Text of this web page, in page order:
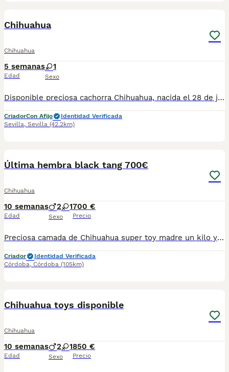
Chihuahua
Chihuahua
5 semanas
Edad
1
Sexo
Disponible preciosa cachorra Chihuahua, nacida el 28 de junio de 2026. Color: sable, un tono muy bonito y elegante que realza su expresión y belleza. Procede de una excelente línea de sangre, criada en un ambiente familiar, con mucho cariño y una correcta socialización desde sus primeros días de vida. Destaca por su bonita morfología, cabeza tipo manzana, hocico corto y un carácter dulce, cariñoso y equilibrado, ideal como compañera de vida. La cachorra se entregará a partir de los Dos meses de edad, desparasitada según su edad, con cartilla veterinaria, y las vacunas correspondientes. Se enviarán fotos y vídeos actualizados para que puedas seguir su evolución hasta el día de la entrega. Se prioriza la entrega en mano para garantizar el bienestar de la cachorra y que el nuevo propietario pueda conocerla personalmente. También existe la posibilidad de desplazarnos hasta el lugar de entrega, previo acuerdo entre ambas partes. Buscamos una familia responsable que le ofrezca el hogar, el cariño y los cuidados que merece. Para más información, fotos, vídeos o cualquier consulta, no dudes en ponerte en contacto.
CriadorCon Afijo
Identidad Verificada
Sevilla, Sevilla (42.2km)
Última hembra black tang 700€
Chihuahua
10 semanas
Edad
2 1
Sexo
700 €
Precio
Preciosa camada de Chihuahua super toy madre un kilo y medio padre un kilo 400 se entregan vacunados desparasitados con contacto con compraventa a recoger en Córdoba también se envía pero prefiero que vengan a por ellos en persona. Son cachorros criados en familia en una casa con mucho amor y eso se nota de los cachorros. ⚠️chip no incluido en el precio.⚠️ 🚍enviamos recogida en Córdoba o se envía precio del envío no incluido. ⚠️((chip no incluido en el precio ))⚠️
Criador
Identidad Verificada
Córdoba, Córdoba (105km)
Chihuahua toys disponible
Chihuahua
10 semanas
Edad
2 1
Sexo
850 €
Precio